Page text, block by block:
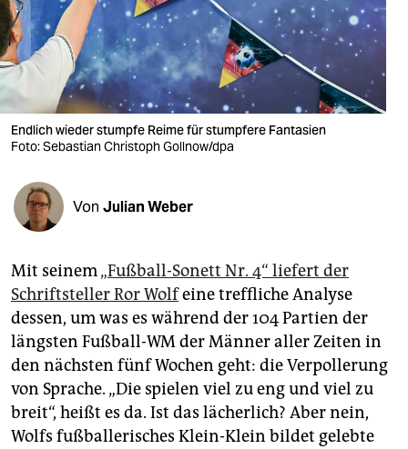
verlag
verlag
veranstaltungen
shop
unterstützen
genossenschaft
epaper login
Endlich wieder stumpfe Reime für stumpfere Fantasien
Foto: Sebastian Christoph Gollnow/dpa
Von Julian Weber
Mit seinem„Fußball-Sonett Nr. 4“ liefert der
Schriftsteller Ror Wolfeine treffliche Analyse
dessen, um was es während der 104 Partien der
längsten Fußball-WM der Männer aller Zeiten in
den nächsten fünf Wochen geht: die Verpollerung
von Sprache. „Die spielen viel zu eng und viel zu
breit“, heißt es da. Ist das lächerlich? Aber nein,
Wolfs fußballerisches Klein-Klein bildet gelebte